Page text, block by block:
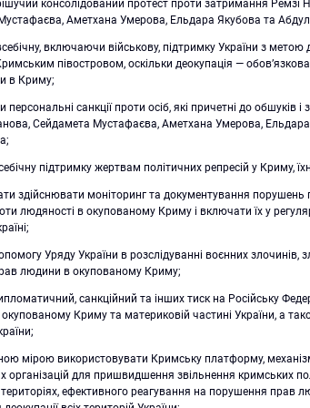
консолідований протест проти затримання Ремзі
Аметхана Умерова, Ельдара Якубова та
включаючи військову, підтримку України з метою
півостровом, оскільки деокупація —
в Криму;
персональні санкції проти осіб, які причетні до обшуків
Сейдамета Мустафаєва, Аметхана Умерова,
підтримку жертвам політичних репресій у Криму,
здійснювати моніторинг та документування порушень
людяності в окупованому Криму і включати їх у
Уряду України в розслідуванні воєнних злочинів,
людини в окупованому Криму;
санкційний та інших тиск на Російську
Криму та материковій частині України, а
мірою використовувати Кримську платформу,
організацій для пришвидшення звільнення кримських
ефективного реагування на порушення прав